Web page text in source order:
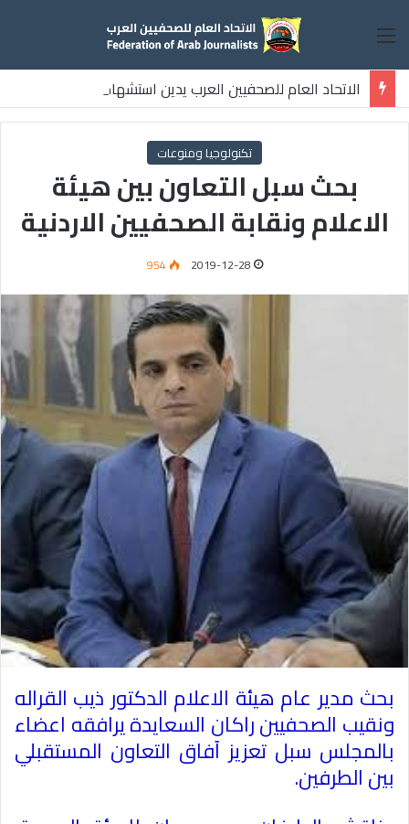
القائمة
الاتحاد العام للصحفيين العرب يدين استشهاد
ثلاثة صحفيين فلسطينيين باستهداف إسرائيلي وسط قطاع غزة
تكنولوجيا ومنوعات
بحث سبل التعاون بين هيئة
الاعلام ونقابة الصحفيين الاردنية
2019-12-28
954
بحث مدير عام هيئة الاعلام الدكتور ذيب القراله
ونقيب الصحفيين راكان السعايدة يرافقه اعضاء
بالمجلس سبل تعزيز آفاق التعاون المستقبلي
بين الطرفين.